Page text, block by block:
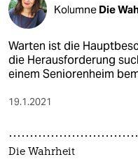
epaper loginKolumne Die
Warten ist die
die Herausforderung
einem Seniorenheim
19.1.2021
Die Wahrheit